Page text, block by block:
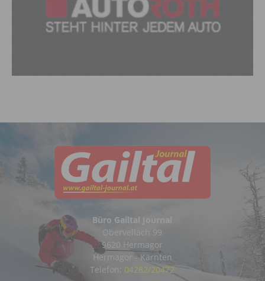
Büro Gailtal Journal
Obervellach 99
9620 Hermagor
Hermagor - Kärnten
Telefon: 04282/20472